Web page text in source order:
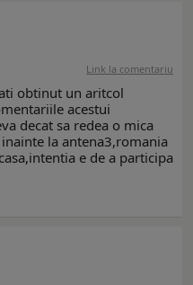
Link la comentariu
obtinut un aritcol
acestui
decat sa redea o mica
la antena3,romania
e de a participa